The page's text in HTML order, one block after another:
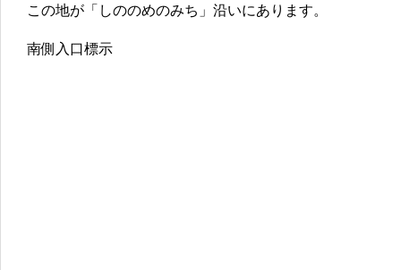
この地が「しののめのみち」沿いにあります。
南側入口標示